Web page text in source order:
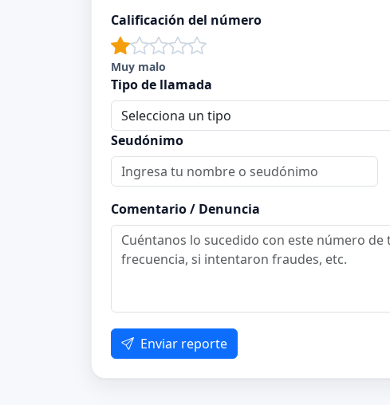
Calificación del número
Muy malo
Tipo de llamada
Seudónimo
Comentario / Denuncia
Enviar reporte